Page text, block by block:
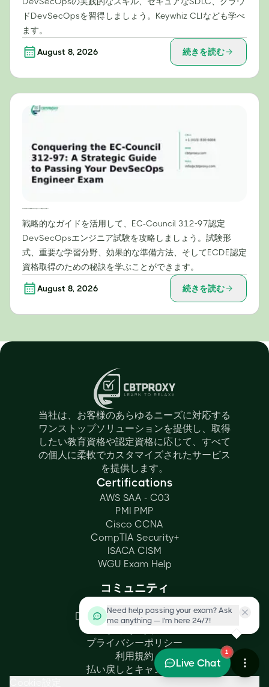
ドDevSecOpsを習得しましょう。Keywhiz CLIなども学べ
ます。
August 8, 2026 続きを読む
戦略的なガイドを活用して、EC-Council 312-97認定
DevSecOpsエンジニア試験を攻略しましょう。試験形
式、重要な学習分野、効果的な準備方法、そしてECDE認定
資格取得のための秘訣を学ぶことができます。
August 8, 2026 続きを読む
当社は、お客様のあらゆるニーズに対応する
ワンストップソリューションを提供し、取得
したい教育資格や認定資格に応じて、すべて
の個人に柔軟でカスタマイズされたサービス
を提供します。
Certifications
AWS SAA - C03
PMI PMP
Cisco CCNA
CompTIA Security+
ISACA CISM
WGU Exam Help
コミュニティ
Discounted Exam Voucher
プライバシーポリシー
利用規約
払い戻しとキャンセル
Need help passing your exam? Ask
me anything — I'm here 24/7!
1
Live Chat